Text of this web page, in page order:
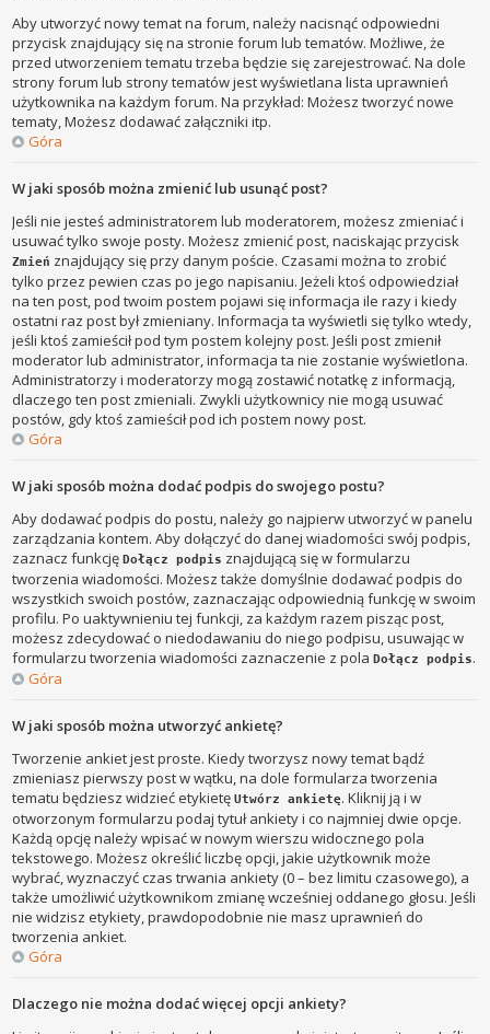
Aby utworzyć nowy temat na forum, należy nacisnąć odpowiedni
przycisk znajdujący się na stronie forum lub tematów. Możliwe, że
przed utworzeniem tematu trzeba będzie się zarejestrować. Na dole
strony forum lub strony tematów jest wyświetlana lista uprawnień
użytkownika na każdym forum. Na przykład: Możesz tworzyć nowe
tematy, Możesz dodawać załączniki itp.
Góra
W jaki sposób można zmienić lub usunąć post?
Jeśli nie jesteś administratorem lub moderatorem, możesz zmieniać i
usuwać tylko swoje posty. Możesz zmienić post, naciskając przycisk
Zmień znajdujący się przy danym poście. Czasami można to zrobić
tylko przez pewien czas po jego napisaniu. Jeżeli ktoś odpowiedział
na ten post, pod twoim postem pojawi się informacja ile razy i kiedy
ostatni raz post był zmieniany. Informacja ta wyświetli się tylko wtedy,
jeśli ktoś zamieścił pod tym postem kolejny post. Jeśli post zmienił
moderator lub administrator, informacja ta nie zostanie wyświetlona.
Administratorzy i moderatorzy mogą zostawić notatkę z informacją,
dlaczego ten post zmieniali. Zwykli użytkownicy nie mogą usuwać
postów, gdy ktoś zamieścił pod ich postem nowy post.
Góra
W jaki sposób można dodać podpis do swojego postu?
Aby dodawać podpis do postu, należy go najpierw utworzyć w panelu
zarządzania kontem. Aby dołączyć do danej wiadomości swój podpis,
zaznacz funkcjęDołącz podpis znajdującą się w formularzu
tworzenia wiadomości. Możesz także domyślnie dodawać podpis do
wszystkich swoich postów, zaznaczając odpowiednią funkcję w swoim
profilu. Po uaktywnieniu tej funkcji, za każdym razem pisząc post,
możesz zdecydować o niedodawaniu do niego podpisu, usuwając w
formularzu tworzenia wiadomości zaznaczenie z polaDołącz podpis.
Góra
W jaki sposób można utworzyć ankietę?
Tworzenie ankiet jest proste. Kiedy tworzysz nowy temat bądź
zmieniasz pierwszy post w wątku, na dole formularza tworzenia
tematu będziesz widzieć etykietęUtwórz ankietę. Kliknij ją i w
otworzonym formularzu podaj tytuł ankiety i co najmniej dwie opcje.
Każdą opcję należy wpisać w nowym wierszu widocznego pola
tekstowego. Możesz określić liczbę opcji, jakie użytkownik może
wybrać, wyznaczyć czas trwania ankiety (0 – bez limitu czasowego), a
także umożliwić użytkownikom zmianę wcześniej oddanego głosu. Jeśli
nie widzisz etykiety, prawdopodobnie nie masz uprawnień do
tworzenia ankiet.
Góra
Dlaczego nie można dodać więcej opcji ankiety?